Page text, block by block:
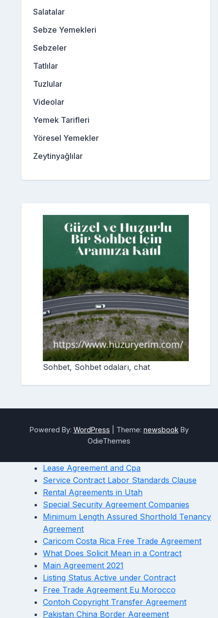
Salatalar
Sebze Yemekleri
Sebzeler
Tatlılar
Tuzlular
Videolar
Yemek Tarifleri
Yöresel Yemekler
Zeytinyağlılar
Sohbet, Sohbet odaları, chat
Powered By: WordPress Theme: newsbook By
OdieThemes
Lease Agreement and Cpa
Service Contract Labor Standards Clause
Rental Agreements in Utah
Special Security Agreement Companies
Minimum Length Assured Shorthold Tenancy
Agreement
Caricom Costa Rica Free Trade Agreement
What Does Solicit Mean in a Contract
Main Agreement 2021
Listing Status Active under Contract
Free Trade Agreement Eu Morocco
Contoh Copyright Transfer Agreement
Pakistan China Border Agreement